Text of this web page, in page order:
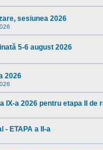
sesiunea 2026
5-6 august 2026
2026
IX-a 2026 pentru etapa II de
- ETAPA a II-a